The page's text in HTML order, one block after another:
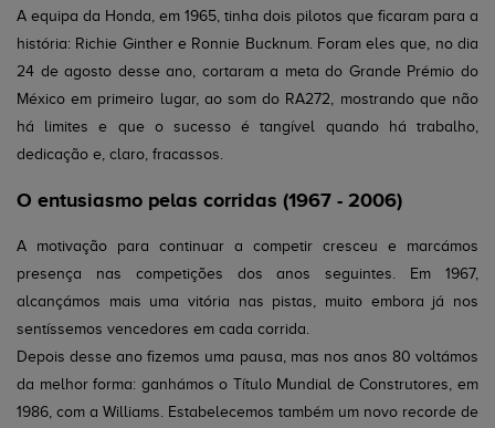
A equipa da Honda, em 1965, tinha dois pilotos que ficaram para a
história: Richie Ginther e Ronnie Bucknum. Foram eles que, no dia
24 de agosto desse ano, cortaram a meta do Grande Prémio do
México em primeiro lugar, ao som do RA272, mostrando que não
há limites e que o sucesso é tangível quando há trabalho,
dedicação e, claro, fracassos.
O entusiasmo pelas corridas (1967 - 2006)
A motivação para continuar a competir cresceu e marcámos
presença nas competições dos anos seguintes. Em 1967,
alcançámos mais uma vitória nas pistas, muito embora já nos
sentíssemos vencedores em cada corrida.
Depois desse ano fizemos uma pausa, mas nos anos 80 voltámos
da melhor forma: ganhámos o Título Mundial de Construtores, em
1986, com a Williams. Estabelecemos também um novo recorde de